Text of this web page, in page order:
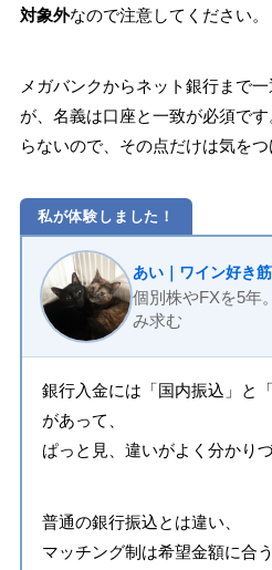
対象外なので注意してください。
メガバンクからネット銀行まで
が、名義は口座と一致が必須で
らないので、その点だけは気をつ
私が体験しました！
あい｜ワイン好き
個別株やFXを5年
み求む
銀行入金には「国内振込」と
があって、
ぱっと見、違いがよく分かりづ
普通の銀行振込とは違い、
マッチング制は希望金額に合